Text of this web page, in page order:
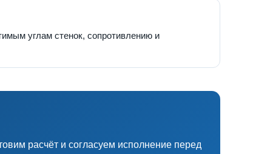
углам стенок, сопротивлению и
расчёт и согласуем исполнение перед